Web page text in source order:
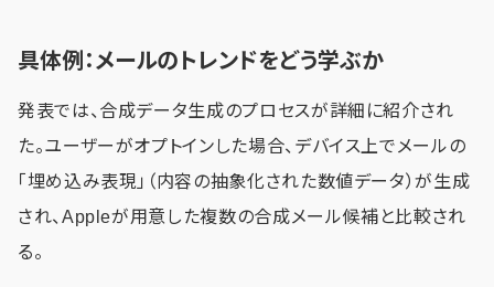
具体例：メールのトレンドをどう学ぶか
発表では、合成データ生成のプロセスが詳細に紹介され
た。ユーザーがオプトインした場合、デバイス上でメールの
「埋め込み表現」（内容の抽象化された数値データ）が生成
され、Appleが用意した複数の合成メール候補と比較され
る。